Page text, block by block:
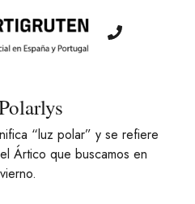
“luz polar” y se refiere
Ártico que buscamos en